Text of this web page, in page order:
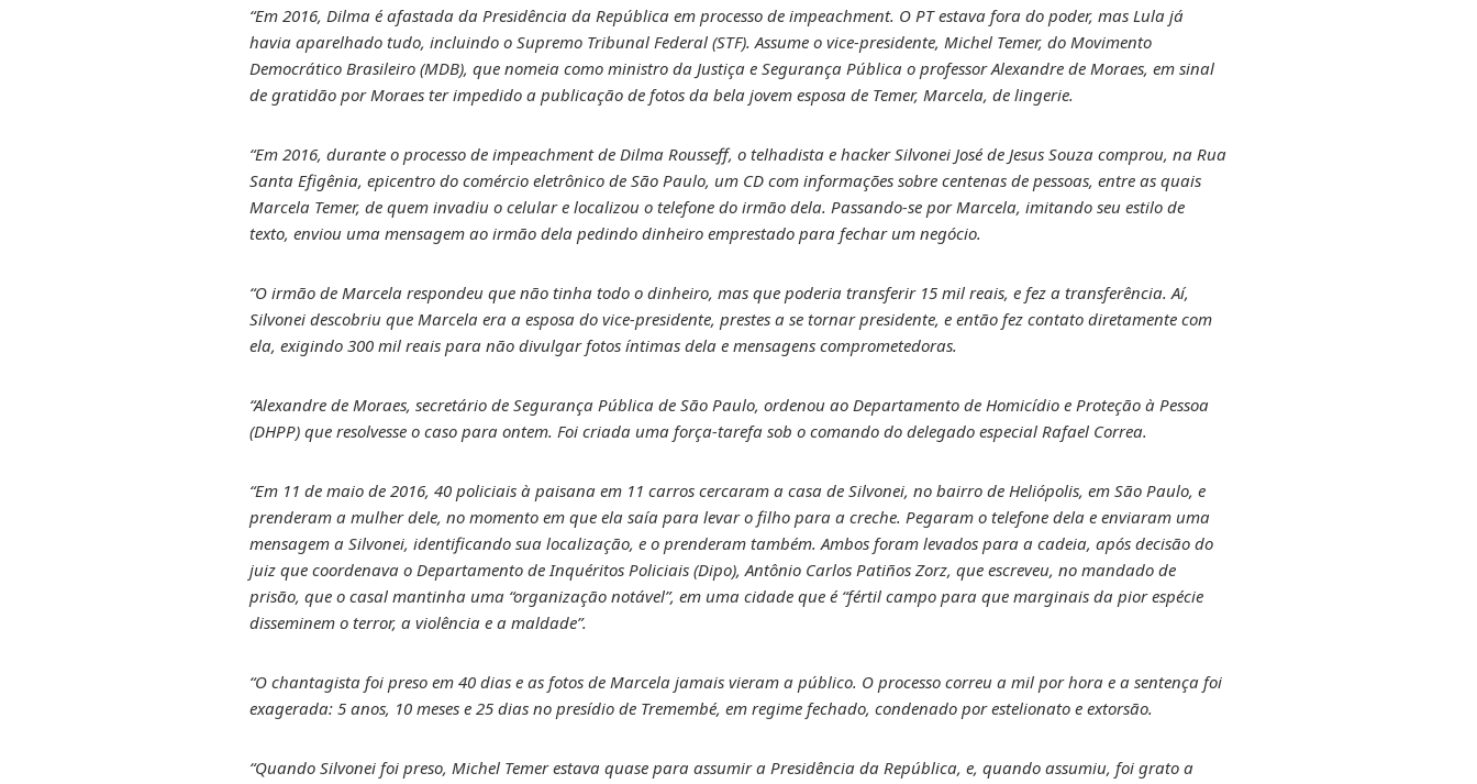
“Em 2016, Dilma é afastada da Presidência da República em processo de impeachment. O PT estava fora do poder, mas Lula já
havia aparelhado tudo, incluindo o Supremo Tribunal Federal (STF). Assume o vice-presidente, Michel Temer, do Movimento
Democrático Brasileiro (MDB), que nomeia como ministro da Justiça e Segurança Pública o professor Alexandre de Moraes, em sinal
de gratidão por Moraes ter impedido a publicação de fotos da bela jovem esposa de Temer, Marcela, de lingerie.
“Em 2016, durante o processo de impeachment de Dilma Rousseff, o telhadista e hacker Silvonei José de Jesus Souza comprou, na Rua
Santa Efigênia, epicentro do comércio eletrônico de São Paulo, um CD com informações sobre centenas de pessoas, entre as quais
Marcela Temer, de quem invadiu o celular e localizou o telefone do irmão dela. Passando-se por Marcela, imitando seu estilo de
texto, enviou uma mensagem ao irmão dela pedindo dinheiro emprestado para fechar um negócio.
“O irmão de Marcela respondeu que não tinha todo o dinheiro, mas que poderia transferir 15 mil reais, e fez a transferência. Aí,
Silvonei descobriu que Marcela era a esposa do vice-presidente, prestes a se tornar presidente, e então fez contato diretamente com
ela, exigindo 300 mil reais para não divulgar fotos íntimas dela e mensagens comprometedoras.
“Alexandre de Moraes, secretário de Segurança Pública de São Paulo, ordenou ao Departamento de Homicídio e Proteção à Pessoa
(DHPP) que resolvesse o caso para ontem. Foi criada uma força-tarefa sob o comando do delegado especial Rafael Correa.
“Em 11 de maio de 2016, 40 policiais à paisana em 11 carros cercaram a casa de Silvonei, no bairro de Heliópolis, em São Paulo, e
prenderam a mulher dele, no momento em que ela saía para levar o filho para a creche. Pegaram o telefone dela e enviaram uma
mensagem a Silvonei, identificando sua localização, e o prenderam também. Ambos foram levados para a cadeia, após decisão do
juiz que coordenava o Departamento de Inquéritos Policiais (Dipo), Antônio Carlos Patiños Zorz, que escreveu, no mandado de
prisão, que o casal mantinha uma “organização notável”, em uma cidade que é “fértil campo para que marginais da pior espécie
disseminem o terror, a violência e a maldade”.
“O chantagista foi preso em 40 dias e as fotos de Marcela jamais vieram a público. O processo correu a mil por hora e a sentença foi
exagerada: 5 anos, 10 meses e 25 dias no presídio de Tremembé, em regime fechado, condenado por estelionato e extorsão.
“Quando Silvonei foi preso, Michel Temer estava quase para assumir a Presidência da República, e, quando assumiu, foi grato a